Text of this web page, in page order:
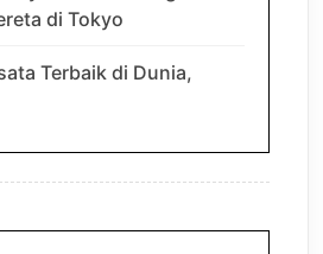
di Tokyo
Terbaik di Dunia,